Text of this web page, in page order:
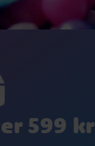
599 kr